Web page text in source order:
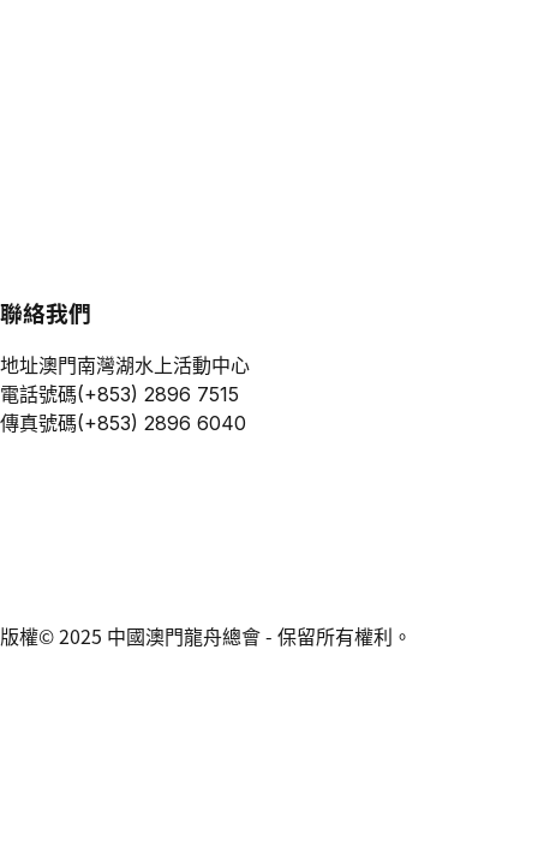
聯絡我們
地址澳門南灣湖水上活動中心
電話號碼(+853) 2896 7515
傳真號碼(+853) 2896 6040
版權© 2025 中國澳門龍舟總會 - 保留所有權利。